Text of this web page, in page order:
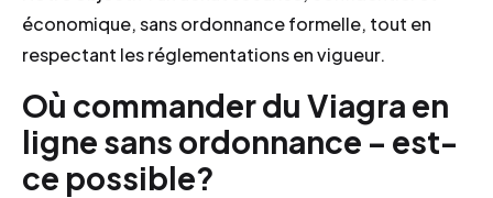
économique, sans ordonnance formelle, tout en
respectant les réglementations en vigueur.
Où commander du Viagra en
ligne sans ordonnance – est-
ce possible?